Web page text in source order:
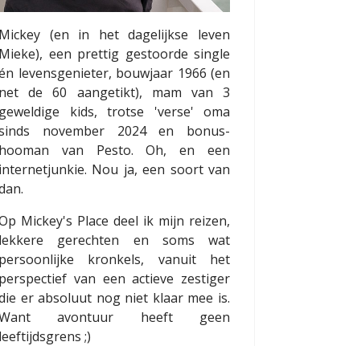
Mickey (en in het dagelijkse leven
Mieke), een prettig gestoorde single
levensgenieter, bouwjaar 1966 (en
net de 60 aangetikt), mam van 3
geweldige kids, trotse 'verse' oma
november 2024 en bonus-
hooman van Pesto. Oh, en een
internetjunkie. Nou ja, een soort van
Mickey's Place deel ik mijn reizen,
lekkere gerechten en soms wat
persoonlijke kronkels, vanuit het
perspectief van een actieve zestiger
er absoluut nog niet klaar mee is.
avontuur heeft geen
leeftijdsgrens ;)